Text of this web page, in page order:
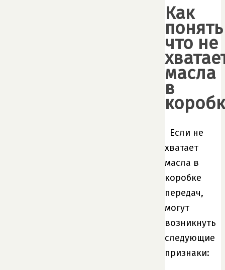
Как
понять
что не
масла
в
Если не
хватает
масла в
коробке
передач,
могут
возникнуть
следующие
признаки: